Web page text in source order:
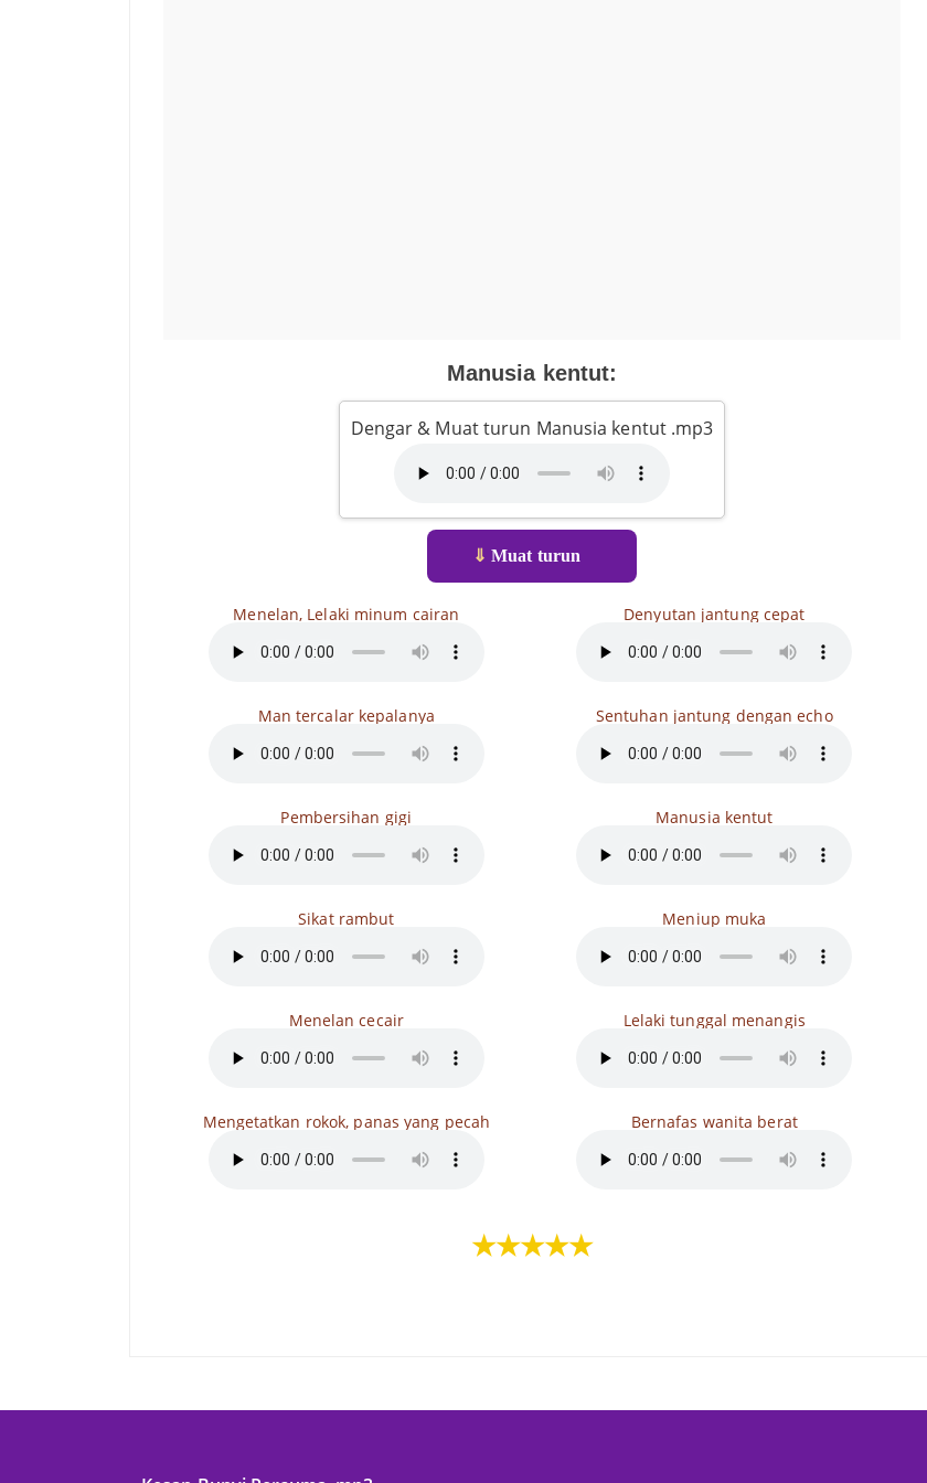
Manusia kentut:
Dengar & Muat turun Manusia kentut .mp3
⇓ Muat turun
Menelan, Lelaki minum cairan
Man tercalar kepalanya
Pembersihan gigi
Sikat rambut
Menelan cecair
Mengetatkan rokok, panas yang pecah
Denyutan jantung cepat
Sentuhan jantung dengan echo
Manusia kentut
Meniup muka
Lelaki tunggal menangis
Bernafas wanita berat
★★★★★